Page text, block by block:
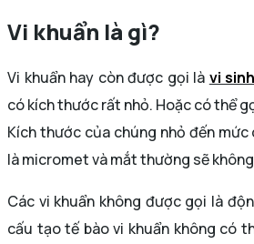
Vi khuẩn là gì?
Vi khuẩn hay còn được gọi là vi
có kích thước rất nhỏ. Hoặc có thể
Kích thước của chúng nhỏ đến
là micromet và mắt thường sẽ
Các vi khuẩn không được gọi là
cấu tạo tế bào vi khuẩn không có